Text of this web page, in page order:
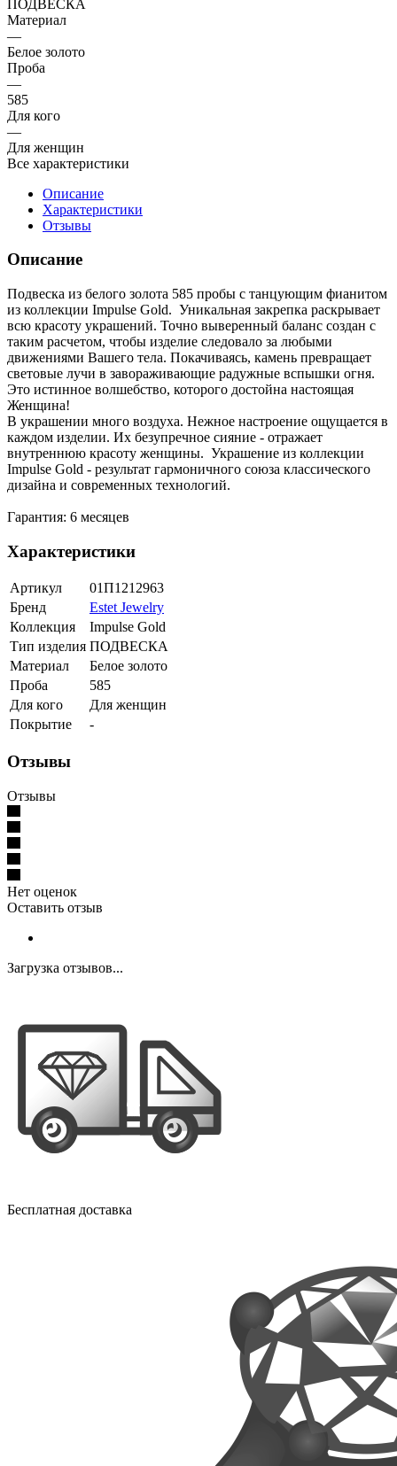
ПОДВЕСКА
Материал
—
Белое золото
Проба
—
585
Для кого
—
Для женщин
Все характеристики
Описание
Характеристики
Отзывы
Описание
Подвеска из белого золота 585 пробы с танцующим фианитом
из коллекции Impulse Gold. Уникальная закрепка раскрывает
всю красоту украшений. Точно выверенный баланс создан с
таким расчетом, чтобы изделие следовало за любыми
движениями Вашего тела. Покачиваясь, камень превращает
световые лучи в завораживающие радужные вспышки огня.
Это истинное волшебство, которого достойна настоящая
Женщина!
В украшении много воздуха. Нежное настроение ощущается в
каждом изделии. Их безупречное сияние - отражает
внутреннюю красоту женщины. Украшение из коллекции
Impulse Gold - результат гармоничного союза классического
дизайна и современных технологий.
Гарантия: 6 месяцев
Характеристики
Артикул
01П1212963
Бренд
Estet Jewelry
Коллекция
Impulse Gold
Тип изделия ПОДВЕСКА
Материал
Белое золото
Проба
585
Для кого
Для женщин
Покрытие
-
Отзывы
Отзывы
Нет оценок
Оставить отзыв
Загрузка отзывов...
Бесплатная доставка